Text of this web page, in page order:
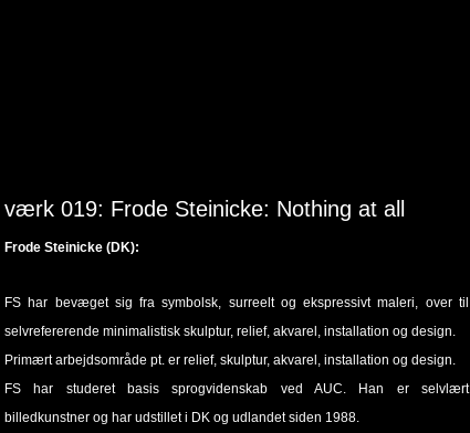
værk 019: Frode Steinicke: Nothing at all
Frode Steinicke (DK):
FS har bevæget sig fra symbolsk, surreelt og ekspressivt maleri, over til
selvrefererende minimalistisk skulptur, relief, akvarel, installation og design.
Primært arbejdsområde pt. er relief, skulptur, akvarel, installation og design.
FS har studeret basis sprogvidenskab ved AUC. Han er selvlært
billedkunstner og har udstillet i DK og udlandet siden 1988.